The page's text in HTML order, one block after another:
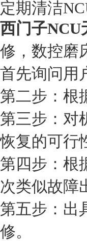
定期清洁
西门子NCU
修，数控磨
首先询问用
第二步：根
第三步：对
恢复的可行
第四步：根
次类似故障
第五步：出
修。